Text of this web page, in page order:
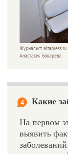
Журналист
Анастасия Бокарева
4 Какие
На первом
выявить